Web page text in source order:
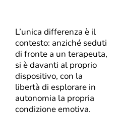
L’unica differenza è il
contesto: anziché seduti
di fronte a un terapeuta,
si è davanti al proprio
dispositivo, con la
libertà di esplorare in
autonomia la propria
condizione emotiva.